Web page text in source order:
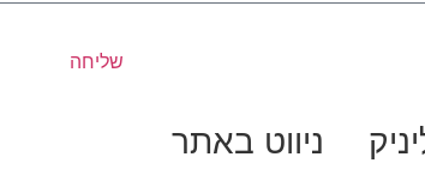
שליחה
ניווט באתר